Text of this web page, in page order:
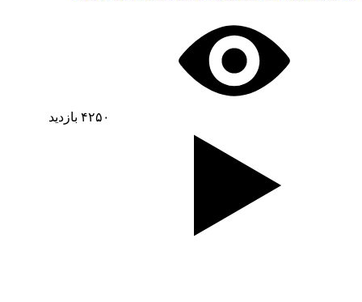
۴۲۵۰ بازدید